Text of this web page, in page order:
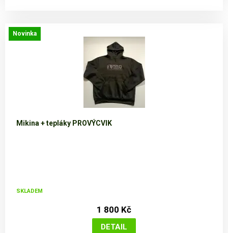
Novinka
Mikina + tepláky PROVÝCVIK
SKLADEM
1 800 Kč